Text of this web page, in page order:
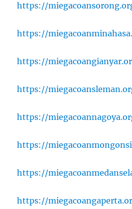
https://
https://
https://
https://
https://
https://
https://
https://